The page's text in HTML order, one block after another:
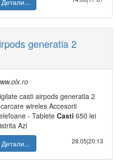
Детали...
generatia 2
casti airpods generatia 2
wireles Accesorii
- Tablete Casti 650 lei
Azi
Детали...
28.05|20:13